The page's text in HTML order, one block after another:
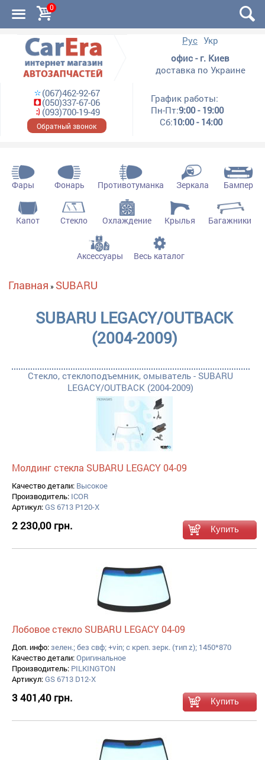
0
Рус Укр
офис - г. Киев
доставка по Украине
(067)462-92-67
(050)337-67-06
(093)700-19-49
Обратный звонок
График работы:
Пн-Пт:9:00 - 19:00
Сб:10:00 - 14:00
Фары Фонарь Противотуманка Зеркала Бампер
Капот Стекло Охлаждение Крылья Багажники
Аксессуары Весь каталог
Вы здесь
Главная » SUBARU
SUBARU LEGACY/OUTBACK
(2004-2009)
Стекло, стеклоподъемник, омыватель - SUBARU
LEGACY/OUTBACK (2004-2009)
Молдинг стекла SUBARU LEGACY 04-09
Качество детали: Высокое
Производитель: ICOR
Артикул:GS 6713 P120-X
2 230,00 грн.
Лобовое стекло SUBARU LEGACY 04-09
Доп. инфо:зелен.; без свф; +vin; с креп. зерк. (тип z); 1450*870
Качество детали:Оригинальное
Производитель: PILKINGTON
Артикул:GS 6713 D12-X
3 401,40 грн.